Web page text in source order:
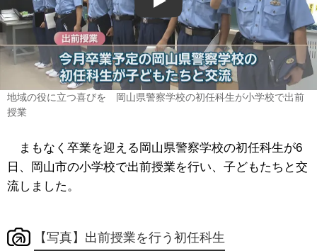
Play
地域の役に立つ喜びを 岡山県警察学校の初任科生が小学校で出前
授業
まもなく卒業を迎える岡山県警察学校の初任科生が6
日、岡山市の小学校で出前授業を行い、子どもたちと交
流しました。
【写真】出前授業を行う初任科生